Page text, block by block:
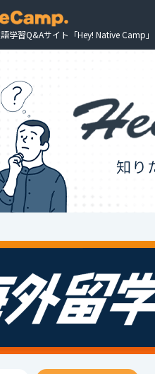
学習Q&Aサイト「Hey! Native Camp」